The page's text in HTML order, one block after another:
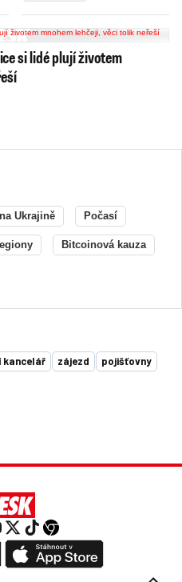
si lidé plují životem
Ukrajině Počasí
Bitcoinová kauza
kancelář zájezd pojišťovny